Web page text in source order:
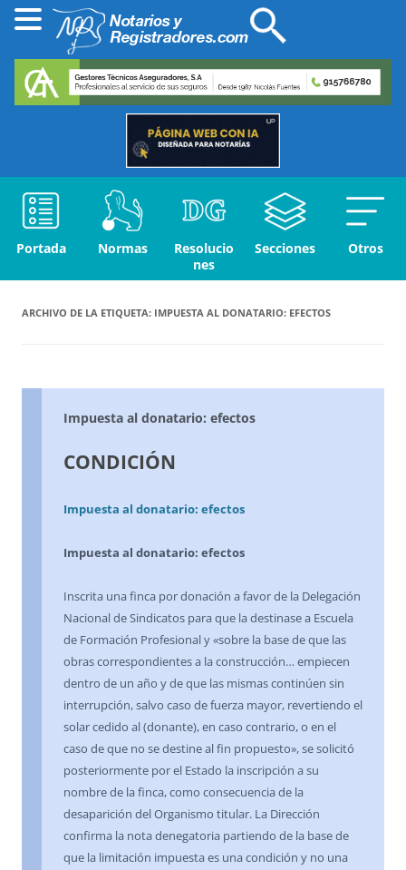
Portada Normas
Resolucio
nes
Secciones Otros
ARCHIVO DE LA ETIQUETA: IMPUESTA AL DONATARIO: EFECTOS
Impuesta al donatario: efectos
CONDICIÓN
Impuesta al donatario: efectos
Impuesta al donatario: efectos
Inscrita una finca por donación a favor de la Delegación
Nacional de Sindicatos para que la destinase a Escuela
de Formación Profesional y «sobre la base de que las
obras correspondientes a la construcción… empiecen
dentro de un año y de que las mismas continúen sin
interrupción, salvo caso de fuerza mayor, revertiendo el
solar cedido al (donante), en caso contrario, o en el
caso de que no se destine al fin propuesto», se solicitó
posteriormente por el Estado la inscripción a su
nombre de la finca, como consecuencia de la
desaparición del Organismo titular. La Dirección
confirma la nota denegatoria partiendo de la base de
que la limitación impuesta es una condición y no una